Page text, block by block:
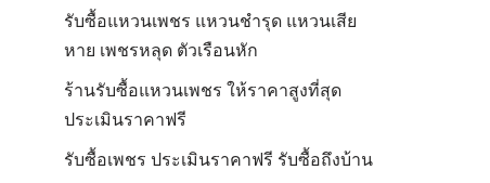
รับซื้อแหวนเพชร แหวนชำรุด แหวนเสีย
หาย เพชรหลุด ตัวเรือนหัก
ร้านรับซื้อแหวนเพชร ให้ราคาสูงที่สุด
ประเมินราคาฟรี
รับซื้อเพชร ประเมินราคาฟรี รับซื้อถึงบ้าน